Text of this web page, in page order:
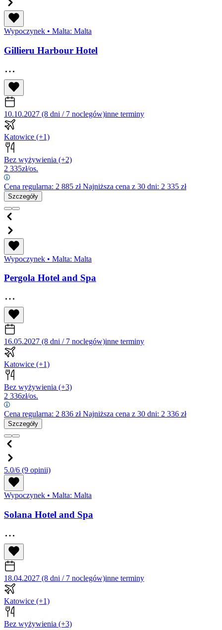
Wypoczynek • Malta: Malta
Gillieru Harbour Hotel
10.10.2027 (8 dni / 7 noclegów)inne terminy
Katowice (+1)
Bez wyżywienia (+2)
2 335zł/os.
Cena regularna: 2 885 złNajniższa cena z 30 dni: 2 335 zł
Szczegóły
Wypoczynek • Malta: Malta
Pergola Hotel and Spa
16.05.2027 (8 dni / 7 noclegów)inne terminy
Katowice (+1)
Bez wyżywienia (+3)
2 336zł/os.
Cena regularna: 2 836 złNajniższa cena z 30 dni: 2 336 zł
Szczegóły
5.0/6 (9 opinii)
Wypoczynek • Malta: Malta
Solana Hotel and Spa
18.04.2027 (8 dni / 7 noclegów)inne terminy
Katowice (+1)
Bez wyżywienia (+3)